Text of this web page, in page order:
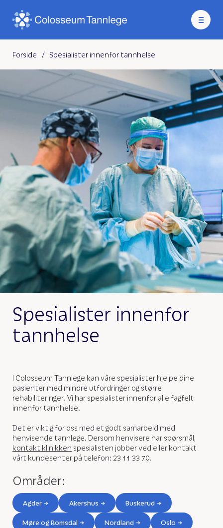
Forside / Spesialister innenfor tannhelse
Spesialister innenfor
tannhelse
I Colosseum Tannlege kan våre spesialister hjelpe dine
pasienter med mindre utfordringer og større
rehabiliteringer. Vi har spesialister innenfor alle fagfelt
innenfor tannhelse.
Det er viktig for oss med et godt samarbeid med
henvisende tannlege. Dersom henvisere har spørsmål,
kontakt klinikken spesialisten jobber ved eller kontakt
vårt kundesenter på telefon: 23 11 33 70.
Områder:
Agder Akershus Buskerud
Møre og Romsdal Nordland Oslo